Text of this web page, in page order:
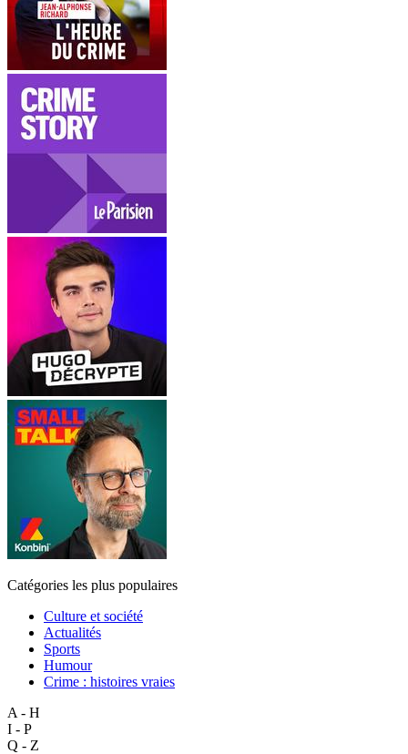
Catégories les plus populaires
Culture et société
Actualités
Sports
Humour
Crime : histoires vraies
A - H
I - P
Q - Z